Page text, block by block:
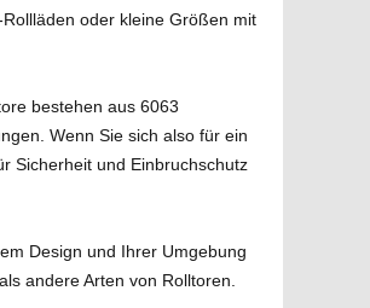
oder kleine Größen mit
bestehen aus 6063
Wenn Sie sich also für ein
Sicherheit und Einbruchschutz
Design und Ihrer Umgebung
andere Arten von Rolltoren.